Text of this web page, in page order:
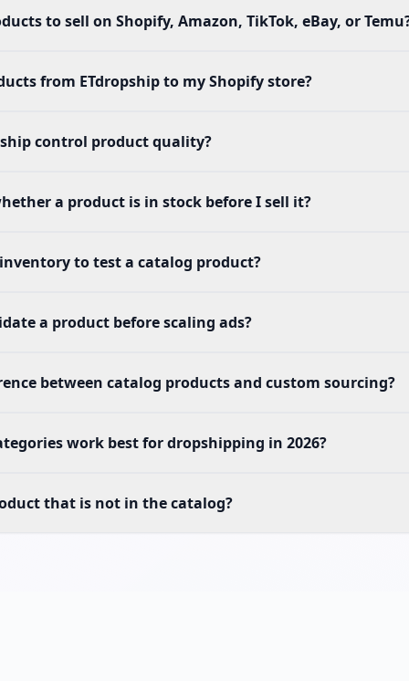
to sell on Shopify, Amazon, TikTok, eBay, or
from ETdropship to my Shopify store?
control product quality?
a product is in stock before I sell it?
to test a catalog product?
a product before scaling ads?
between catalog products and custom sourcing?
work best for dropshipping in 2026?
that is not in the catalog?